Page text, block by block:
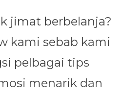
jimat berbelanja?
kami sebab kami
pelbagai tips
menarik dan